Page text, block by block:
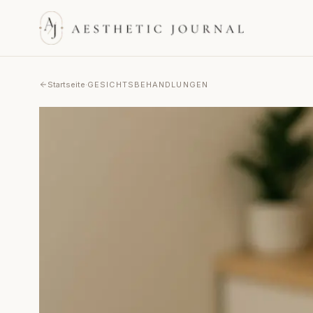
Startseite·GESICHTSBEHANDLUNGEN